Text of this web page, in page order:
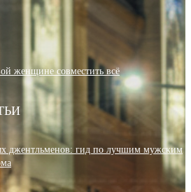
женщине совместить всё
джентльменов: гид по лучшим мужским